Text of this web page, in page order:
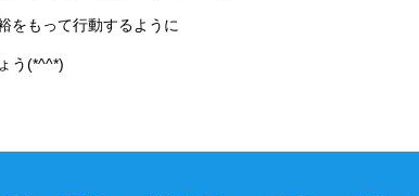
をもって行動するように
う(*^^*)